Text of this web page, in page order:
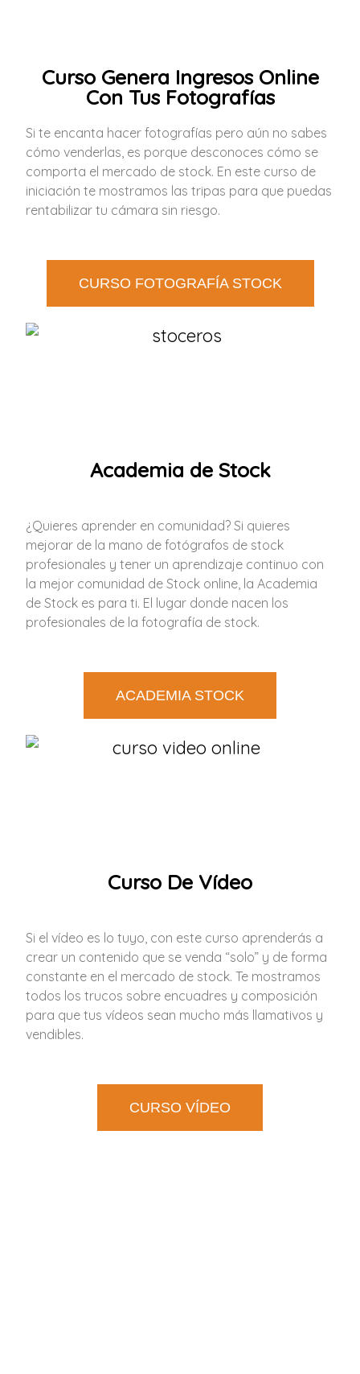
Curso Genera Ingresos Online
Con Tus Fotografías
Si te encanta hacer fotografías pero aún no sabes
cómo venderlas, es porque desconoces cómo se
comporta el mercado de stock. En este curso de
iniciación te mostramos las tripas para que puedas
rentabilizar tu cámara sin riesgo.
CURSO FOTOGRAFÍA STOCK
Academia de Stock
¿Quieres aprender en comunidad? Si quieres
mejorar de la mano de fotógrafos de stock
profesionales y tener un aprendizaje continuo con
la mejor comunidad de Stock online, la Academia
de Stock es para ti. El lugar donde nacen los
profesionales de la fotografía de stock.
ACADEMIA STOCK
Curso De Vídeo
Si el vídeo es lo tuyo, con este curso aprenderás a
crear un contenido que se venda “solo” y de forma
constante en el mercado de stock. Te mostramos
todos los trucos sobre encuadres y composición
para que tus vídeos sean mucho más llamativos y
vendibles.
CURSO VÍDEO